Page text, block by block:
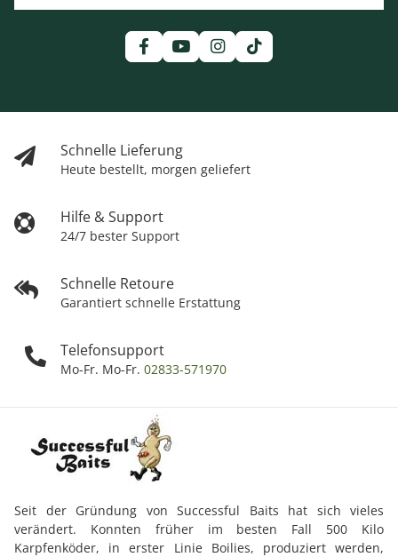
Schnelle Lieferung
Heute bestellt, morgen geliefert
Hilfe & Support
24/7 bester Support
Schnelle Retoure
Garantiert schnelle Erstattung
Telefonsupport
Mo-Fr. Mo-Fr. 02833-571970
Seit der Gründung von Successful Baits hat sich vieles
verändert. Konnten früher im besten Fall 500 Kilo
Karpfenköder, in erster Linie Boilies, produziert werden,